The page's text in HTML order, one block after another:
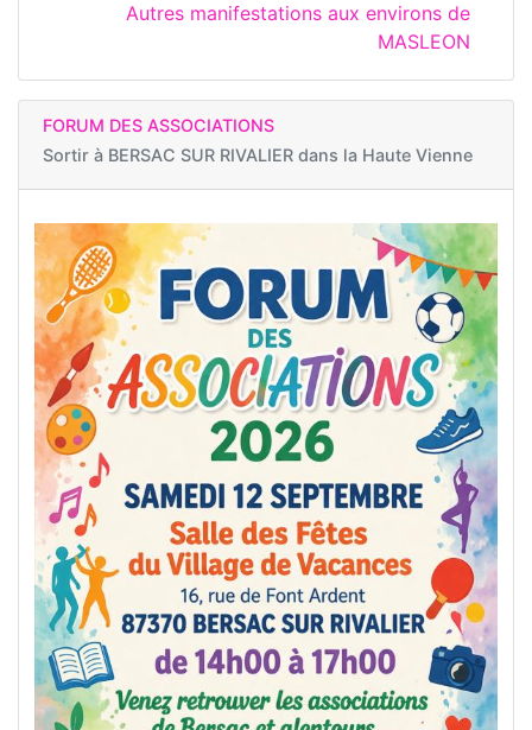
Autres manifestations aux environs de
MASLEON
FORUM DES ASSOCIATIONS
Sortir à BERSAC SUR RIVALIER dans la Haute Vienne